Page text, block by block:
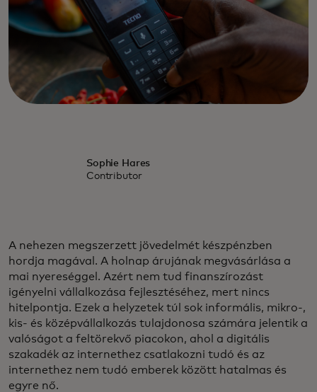
Sophie Hares
Contributor
A nehezen megszerzett jövedelmét készpénzben
hordja magával. A holnap árujának megvásárlása a
mai nyereséggel. Azért nem tud finanszírozást
igényelni vállalkozása fejlesztéséhez, mert nincs
hitelpontja. Ezek a helyzetek túl sok informális, mikro-,
kis- és középvállalkozás tulajdonosa számára jelentik a
valóságot a feltörekvő piacokon, ahol a digitális
szakadék az internethez csatlakozni tudó és az
internethez nem tudó emberek között hatalmas és
egyre nő.